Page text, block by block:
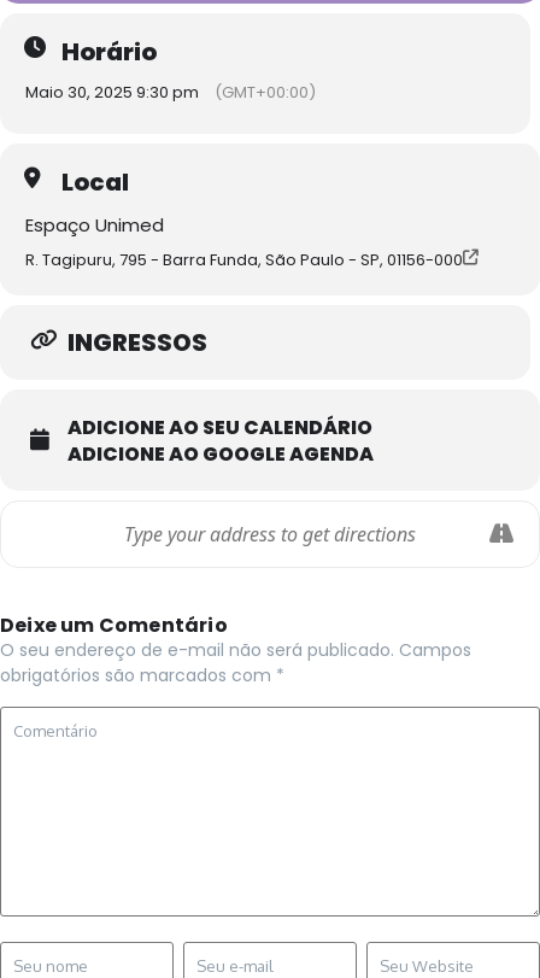
Horário
Maio 30, 2025 9:30 pm (GMT+00:00)
Local
Espaço Unimed
R. Tagipuru, 795 - Barra Funda, São Paulo - SP, 01156-000
INGRESSOS
ADICIONE AO SEU CALENDÁRIO
ADICIONE AO GOOGLE AGENDA
Deixe um Comentário
O seu endereço de e-mail não será publicado. Campos
obrigatórios são marcados com *